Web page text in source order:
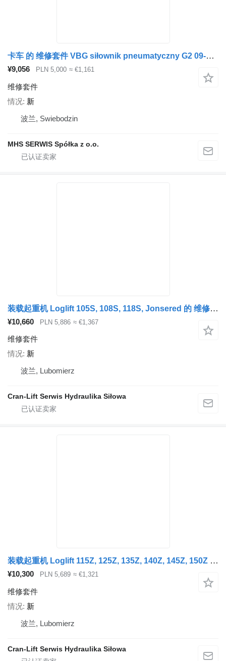
卡车 的 维修套件 VBG siłownik pneumatyczny G2 09-328400
¥9,056 PLN 5,000 ≈ €1,161
维修套件
情况 新
波兰, Swiebodzin
MHS SERWIS Spółka z o.o.
装载起重机 Loglift 105S, 108S, 118S, Jonsered 的 维修套件 Zestaw serwisowy kolumny słupa
¥10,660 PLN 5,886 ≈ €1,367
维修套件
情况 新
波兰, Lubomierz
Cran-Lift Serwis Hydraulika Siłowa
装载起重机 Loglift 115Z, 125Z, 135Z, 140Z, 145Z, 150Z 的 维修套件 Zestaw serwisowy kolumny słupa
¥10,300 PLN 5,689 ≈ €1,321
维修套件
情况 新
波兰, Lubomierz
Cran-Lift Serwis Hydraulika Siłowa